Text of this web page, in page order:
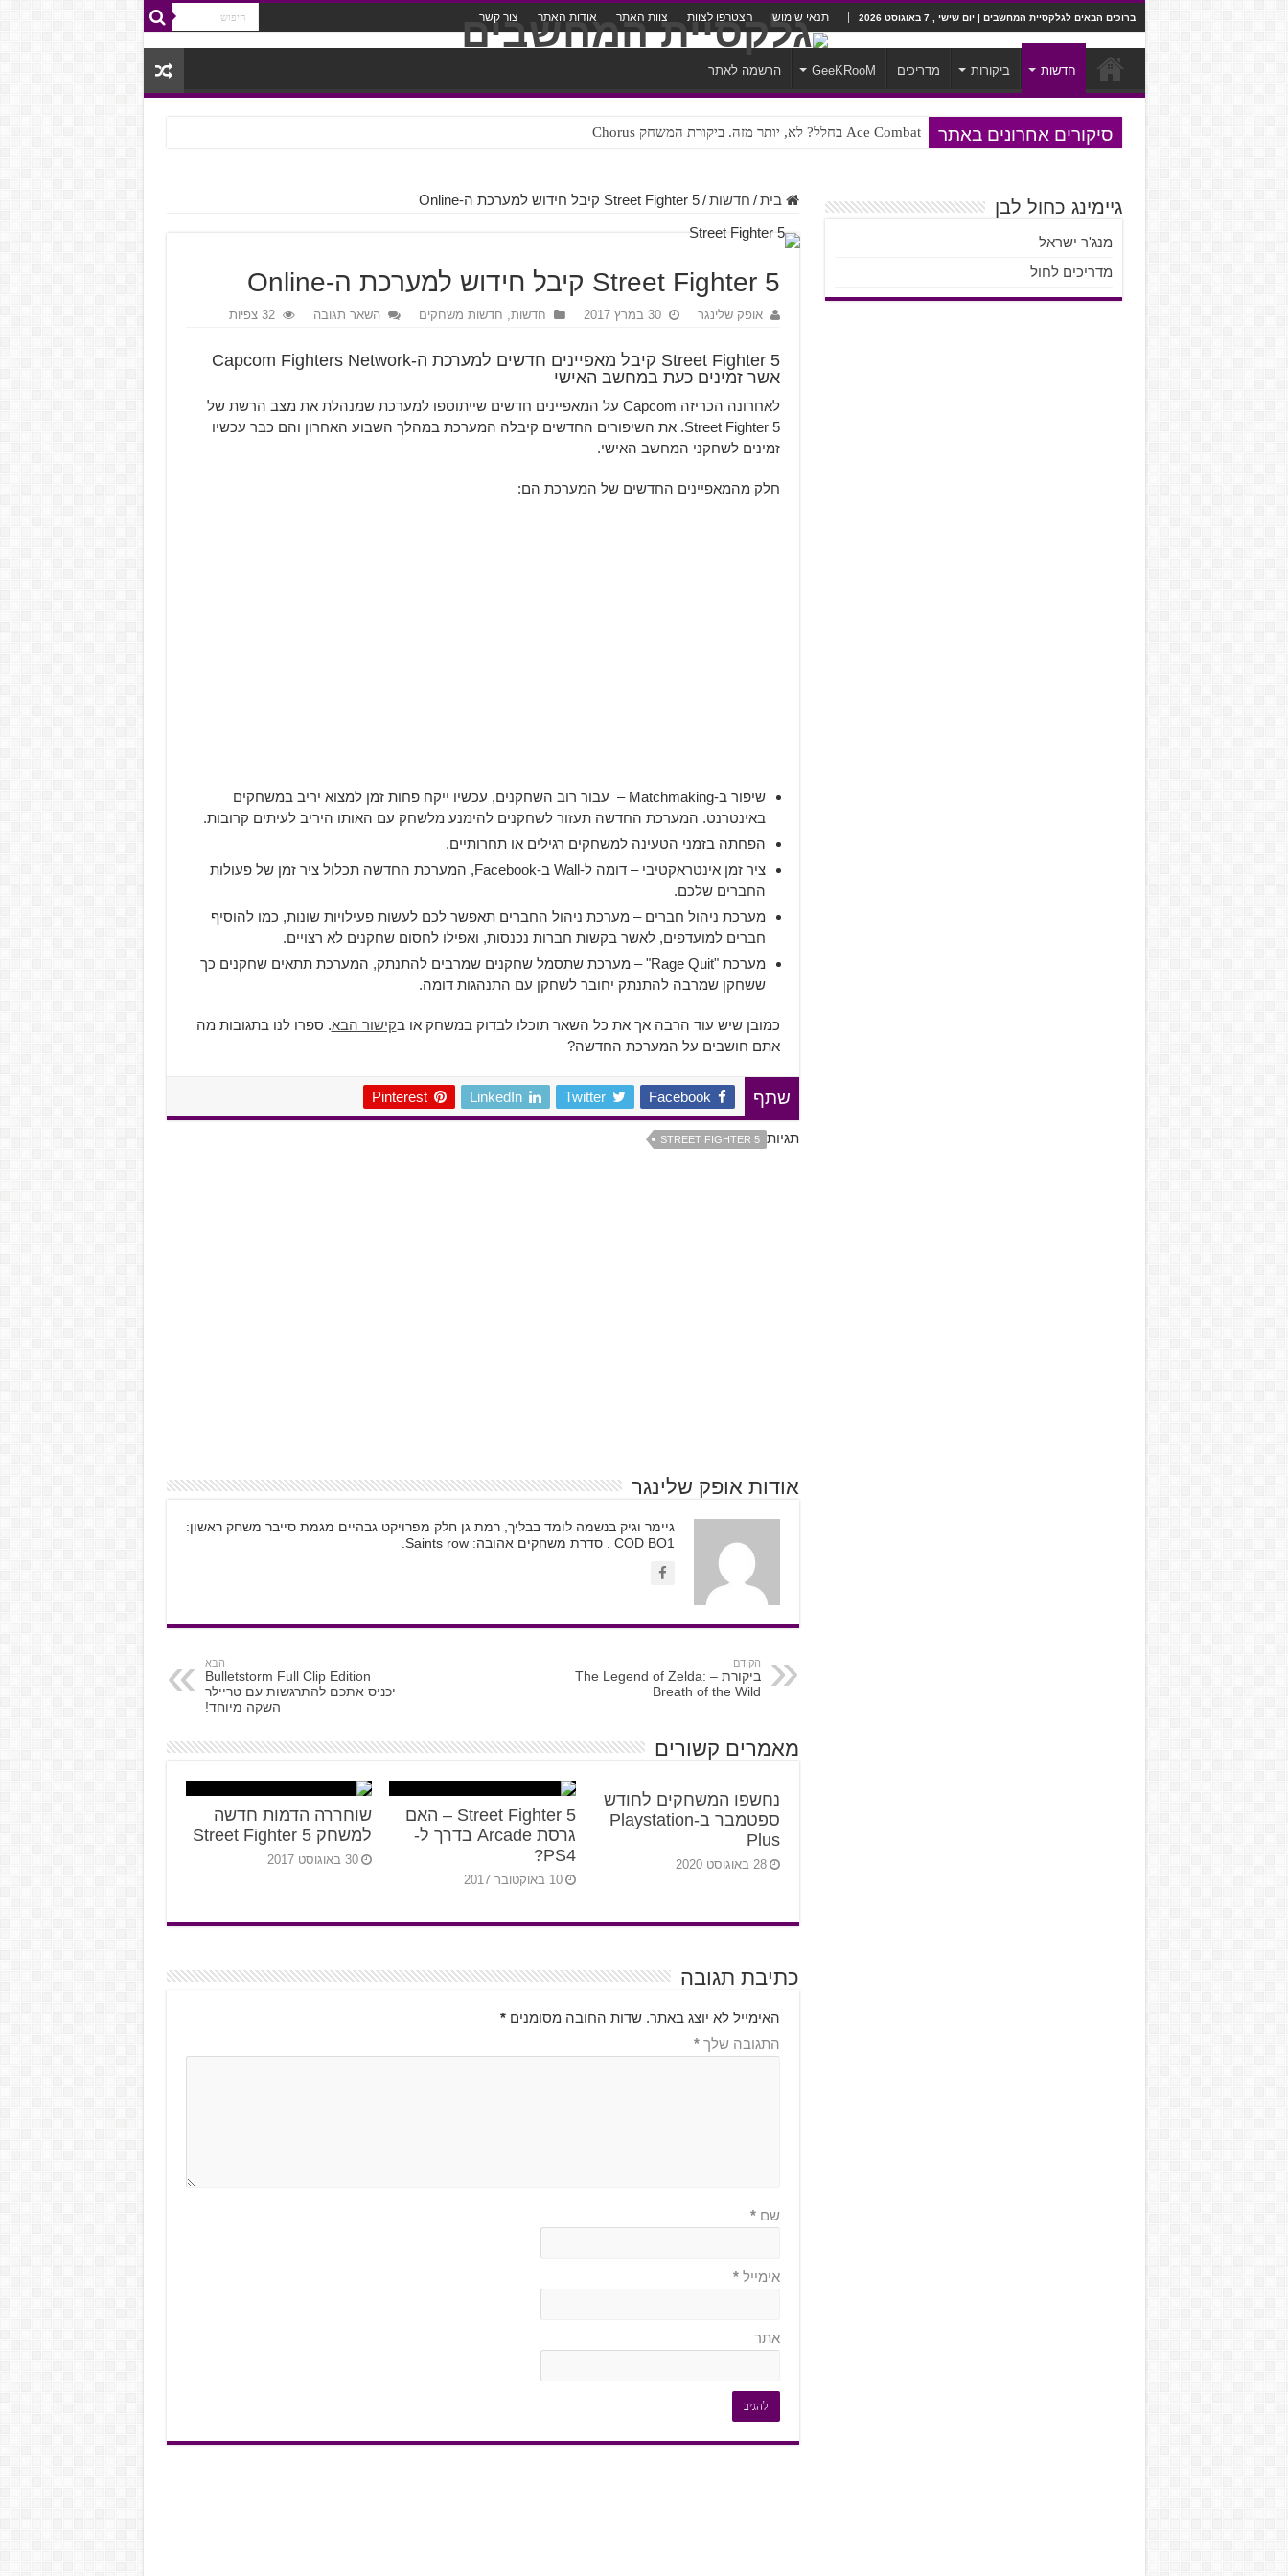
ברוכים הבאים לגלקסיית המחשבים | יום שישי , 7 באוגוסט 2026 תנאי שימוש הצטרפו לצוות צוות האתר אודות האתר צור קשר
חדשות ביקורות מדריכים GeeKRooM הרשמה לאתר
סיקורים אחרונים באתר Ace Combat בחלל? לא, יותר מזה. ביקורת המשחק Chorus
Steven Universe והשירים שתורגמו בצורה נוראית לעברית
בית / חדשות / Street Fighter 5 קיבל חידוש למערכת ה-Online
Street Fighter 5 קיבל חידוש למערכת ה-Online
אופק שלינגר 30 במרץ 2017 חדשות, חדשות משחקים השאר תגובה 32 צפיות
Street Fighter 5 קיבל מאפיינים חדשים למערכת ה-Capcom Fighters Network
אשר זמינים כעת במחשב האישי
לאחרונה הכריזה Capcom על המאפיינים חדשים שייתוספו למערכת שמנהלת את מצב הרשת של
Street Fighter 5. את השיפורים החדשים קיבלה המערכת במהלך השבוע האחרון והם כבר עכשיו
זמינים לשחקני המחשב האישי.
חלק מהמאפיינים החדשים של המערכת הם:
שיפור ב-Matchmaking – עבור רוב השחקנים, עכשיו ייקח פחות זמן למצוא יריב במשחקים
באינטרנט. המערכת החדשה תעזור לשחקנים להימנע מלשחק עם האותו היריב לעיתים קרובות.
הפחתה בזמני הטעינה למשחקים רגילים או תחרותיים.
ציר זמן אינטראקטיבי – דומה ל-Wall ב-Facebook, המערכת החדשה תכלול ציר זמן של פעולות
החברים שלכם.
מערכת ניהול חברים – מערכת ניהול החברים תאפשר לכם לעשות פעילויות שונות, כמו להוסיף
חברים למועדפים, לאשר בקשות חברות נכנסות, ואפילו לחסום שחקנים לא רצויים.
מערכת "Rage Quit" – מערכת שתסמל שחקנים שמרבים להתנתק, המערכת תתאים שחקנים כך
ששחקן שמרבה להתנתק יחובר לשחקן עם התנהגות דומה.
כמובן שיש עוד הרבה אך את כל השאר תוכלו לבדוק במשחק או בקישור הבא. ספרו לנו בתגובות מה
אתם חושבים על המערכת החדשה?
שתף Facebook
Twitter
LinkedIn
Pinterest
תגיות STREET FIGHTER 5
אודות אופק שלינגר
גיימר וגיק בנשמה לומד בבליך, רמת גן חלק מפרויקט גבהיים מגמת סייבר משחק ראשון:
COD BO1 . סדרת משחקים אהובה: Saints row.
הקודם
ביקורת – The Legend of Zelda:
Breath of the Wild
הבא
Bulletstorm Full Clip Edition
יכניס אתכם להתרגשות עם טריילר
השקה מיוחד!
מאמרים קשורים
נחשפו המשחקים לחודש
ספטמבר ב-Playstation
Plus
28 באוגוסט 2020
Street Fighter 5 – האם
גרסת Arcade בדרך ל-
PS4?
10 באוקטובר 2017
שוחררה הדמות חדשה
למשחק Street Fighter 5
30 באוגוסט 2017
כתיבת תגובה
האימייל לא יוצג באתר. שדות החובה מסומנים*
התגובה שלך*
שם*
אימייל*
אתר
גיימינג כחול לבן
מנג'ר ישראל
מדריכים לחול